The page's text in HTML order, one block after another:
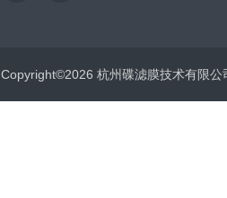
Copyright©2026 杭州碟滤膜技术有限